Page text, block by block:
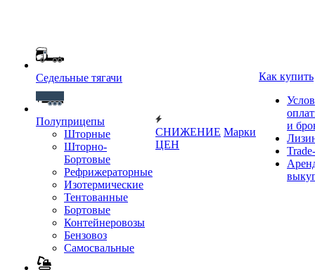
Седельные тягачи
Полуприцепы
Шторные
Шторно-
Бортовые
Рефрижераторные
Изотермические
Тентованные
Бортовые
Контейнеровозы
Бензовоз
Самосвальные
СНИЖЕНИЕ
ЦЕН
Марки
Как купить
и